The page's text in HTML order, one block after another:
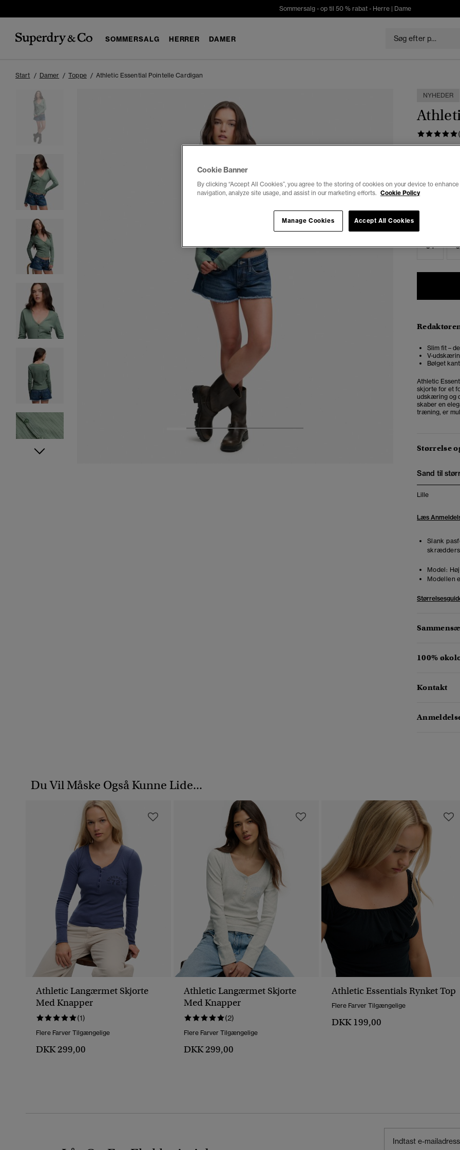
Sommersalg - op til 50 % rabat - Herre| Dame
SOMMERSALG HERRER DAMER
Start Damer Toppe Athletic Essential Pointelle Cardigan
2 4
NYHEDER
34
Slim fit –
V-
Bølget
Athletic
skjorte for et
udskæring og
skaber en
træning, er
Størrelse
Sand til
Lille
Læs
Slank
Model:
Modellen
100%
Kontakt
Du Vil Måske Også Kunne Lide...
Athletic Langærmet Skjorte
Med Knapper
(1)
Flere Farver Tilgængelige
DKK 299,00
Athletic Langærmet Skjorte
Med Knapper
(2)
Flere Farver Tilgængelige
DKK 299,00
Athletic Essentials Rynket Top
Flere Farver Tilgængelige
DKK 199,00
Cookie Banner
By clicking “Accept All Cookies”, you agree to the storing of cookies on your device to
navigation, analyze site usage, and assist in our marketing efforts. Cookie Policy
Accept All Cookies
Manage Cookies